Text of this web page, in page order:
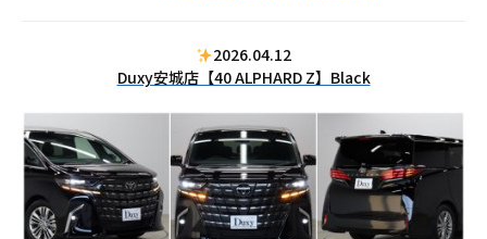
2026.04.12
Duxy安城店【40 ALPHARD Z】Black